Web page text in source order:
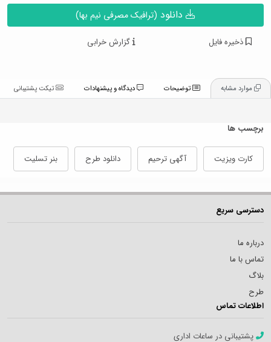
(ترافیک مصرفی نیم بها)
ذخیره فایل گزارش خرابی
توضیحات تیکت پشتیبانی
برچسب ها
کارت ویزیت آگهی ترحیم دانلود طرح بنر تسلیت
دسترسی سریع
درباره ما
تماس با ما
بلاگ
طرح
اطلاعات تماس
پشتیبانی در ساعات اداری